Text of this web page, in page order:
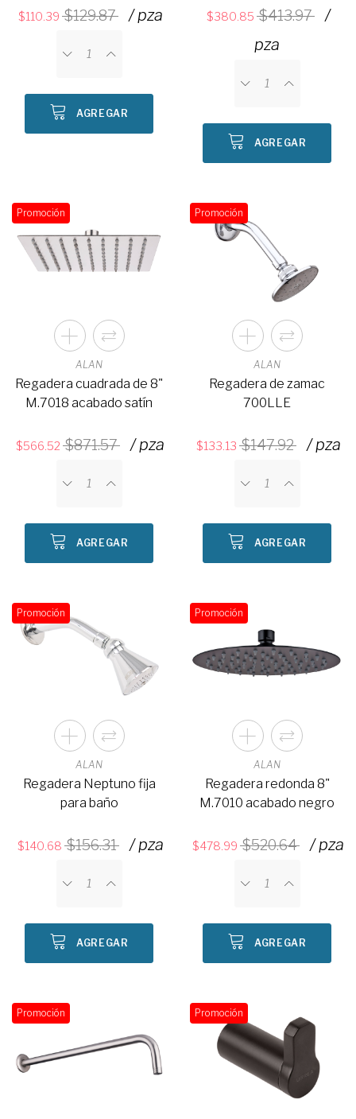
110.39 129.87 / pza
AGREGAR
380.85 413.97
/
pza
AGREGAR
Promoción
ALAN
Regadera cuadrada de 8"
M.7018 acabado satín
566.52 871.57 / pza
AGREGAR
Promoción
ALAN
Regadera de zamac
700LLE
133.13 147.92 / pza
AGREGAR
Promoción
ALAN
Regadera Neptuno fija
para baño
140.68 156.31 / pza
AGREGAR
Promoción
ALAN
Regadera redonda 8"
M.7010 acabado negro
478.99 520.64 / pza
AGREGAR
Promoción Promoción